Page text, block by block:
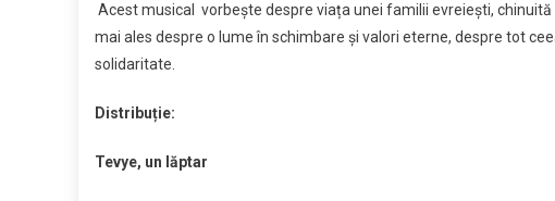
Acest musical vorbește despre viața unei familii evreiești,
mai ales despre o lume în schimbare și valori eterne, despre tot
solidaritate.
Distribuție:
Tevye, un lăptar